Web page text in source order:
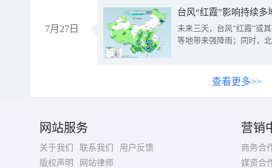
7月27日
台风“红霞”影响持续
未来三天，台风“红霞”或
等地带来强降雨；同时，
查看更多>>
网站服务
关于我们 联系我们
用户反馈
版权声明
网站律师
营销
商务合
媒资合